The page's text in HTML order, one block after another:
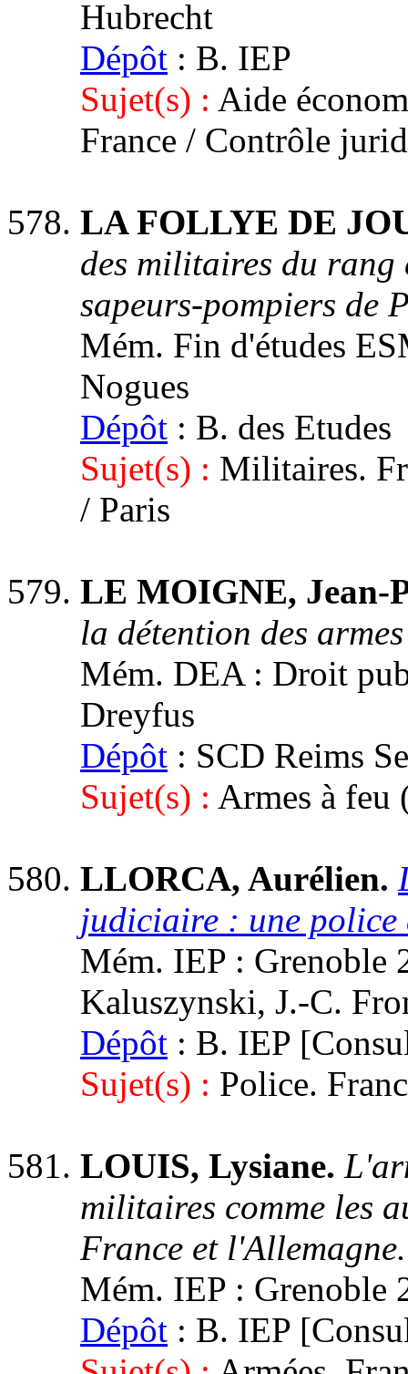
Hubrecht
Dépôt : B. IEP
Sujet(s) : Aide
France / Contrôle
LA FOLLYE DE
des militaires du rang
sapeurs-pompiers de
Mém. Fin d'études
Nogues
Dépôt : B. des Etudes
Sujet(s) : Militaires.
/ Paris
LE MOIGNE, Jean-
la détention des
Mém. DEA : Droit
Dreyfus
Dépôt : SCD Reims
Sujet(s) : Armes à feu
LLORCA, Aurélien.
judiciaire : une police
Mém. IEP : Grenoble
Kaluszynski, J.-C.
Dépôt : B. IEP
Sujet(s) : Police.
LOUIS, Lysiane.
militaires comme les
France et
Mém. IEP : Grenoble
Dépôt : B. IEP